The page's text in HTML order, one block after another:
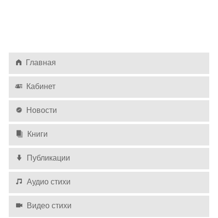
Оставлять комментарии могут только
авторизированные
Главная
Кабинет
Новости
Книги
Публикации
Аудио стихи
Видео стихи